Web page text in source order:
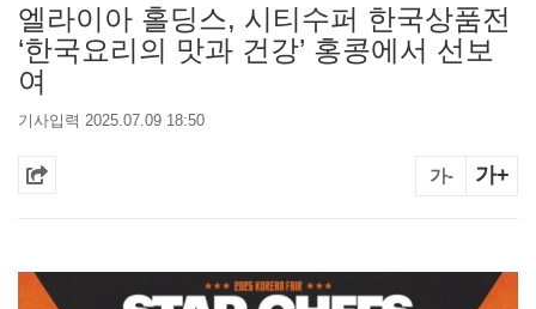
엘라이아 홀딩스, 시티수퍼 한국상품전
‘한국요리의 맛과 건강’ 홍콩에서 선보
여
기사입력 2025.07.09 18:50
가- 가+